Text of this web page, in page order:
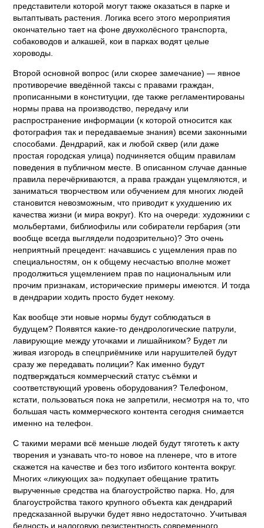
представители которой могут также оказаться в парке и
вытаптывать растения. Логика всего этого мероприятия
окончательно тает на фоне двухколёсного транспорта,
собаководов и алкашей, кои в парках водят целые
хороводы.
Второй основной вопрос (или скорее замечание) — явное
противоречие введённой таксы с правами граждан,
прописанными в конституции, где также регламентированы
нормы права на производство, передачу или
распространение информации (к которой относится как
фотография так и передаваемые знания) всеми законными
способами. Дендрарий, как и любой сквер (или даже
простая городская улица) подчиняется общим правилам
поведения в публичном месте. В описанном случае данные
правила перечёркиваются, а права граждан ущемляются, и
заниматься творчеством или обучением для многих людей
становится невозможным, что приводит к ухудшению их
качества жизни (и мира вокруг). Кто на очереди: художники с
мольбертами, библиофилы или собиратели гербария (эти
вообще всегда выглядели подозрительно)? Это очень
неприятный прецедент: начавшись с ущемления прав по
специальностям, он к общему несчастью вполне может
продолжиться ущемлением прав по национальным или
прочим признакам, исторические примеры имеются. И тогда
в дендрарии ходить просто будет некому.
Как вообще эти новые нормы будут соблюдаться в
будущем? Появятся какие-то дендрологические патрули,
лавирующие между уточками и лишайником? Будет ли
живая изгородь в спецприёмнике или нарушителей будут
сразу же передавать полиции? Как именно будут
подтверждаться коммерческий статус съёмки и
соответствующий уровень оборудования? Телефоном,
кстати, пользоваться пока не запретили, несмотря на то, что
большая часть коммерческого контента сегодня снимается
именно на телефон.
С такими мерами всё меньше людей будут тяготеть к акту
творения и узнавать что-то новое на пленере, что в итоге
скажется на качестве и без того избитого контента вокруг.
Многих «ликующих за» подкупает обещание тратить
вырученные средства на благоустройство парка. Но, для
благоустройства такого крупного объекта как дендрарий
предсказанной выручки будет явно недостаточно. Учитывая
бедность и налоговую резистентность современного